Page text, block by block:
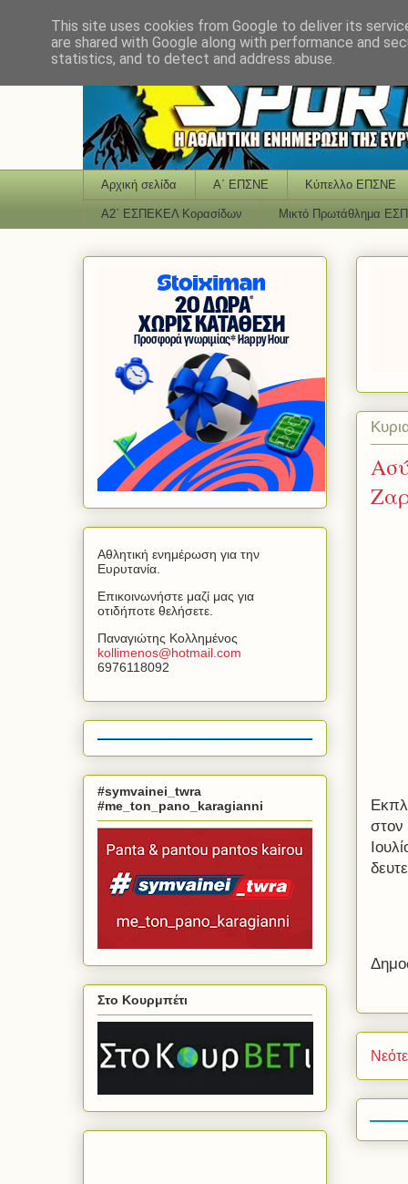
Αρχική σελίδα Α΄ ΕΠΣΝΕ Κύπελλο ΕΠΣΝΕ
Α2΄ ΕΣΠΕΚΕΛ Κορασίδων Μικτό Πρωτάθλημα
στον
Αθλητική ενημέρωση για την
Ευρυτανία.
Επικοινωνήστε μαζί μας για
οτιδήποτε θελήσετε.
Παναγιώτης Κολλημένος
kollimenos@hotmail com
6976118092
#symvainei_twra
#me_ton_pano_karagianni
Στο Κουρμπέτι
This site uses cookies from Google to deliver its
are shared with Google along with performance and
statistics, and to detect and address abuse.